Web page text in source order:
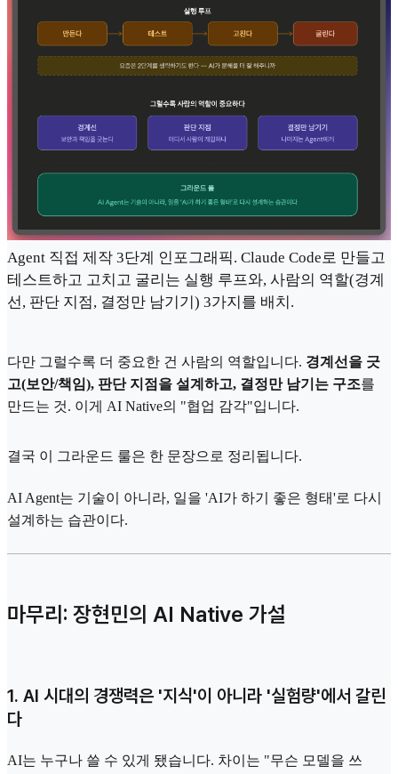
Agent 직접 제작 3단계 인포그래픽. Claude Code로 만들고
테스트하고 고치고 굴리는 실행 루프와, 사람의 역할(경계
선, 판단 지점, 결정만 남기기) 3가지를 배치.
다만 그럴수록 더 중요한 건 사람의 역할입니다. 경계선을 긋
고(보안/책임), 판단 지점을 설계하고, 결정만 남기는 구조를
만드는 것. 이게 AI Native의 "협업 감각"입니다.
결국 이 그라운드 룰은 한 문장으로 정리됩니다.
AI Agent는 기술이 아니라, 일을 'AI가 하기 좋은 형태'로 다시
설계하는 습관이다.
마무리: 장현민의 AI Native 가설
1. AI 시대의 경쟁력은 '지식'이 아니라 '실험량'에서 갈린
다
AI는 누구나 쓸 수 있게 됐습니다. 차이는 "무슨 모델을 쓰